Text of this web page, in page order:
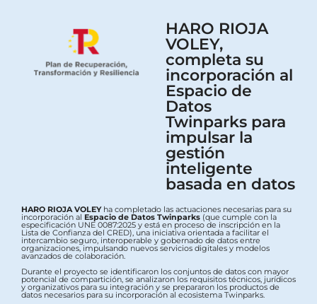
HARO RIOJA
VOLEY,
completa su
incorporación al
Espacio de
Datos
Twinparks para
impulsar la
gestión
inteligente
basada en datos
HARO RIOJA VOLEYha completado las actuaciones necesarias para su
incorporación al Espacio de Datos Twinparks (que cumple con la
especificación UNE 0087:2025 y está en proceso de inscripción en la
Lista de Confianza del CRED), una iniciativa orientada a facilitar el
intercambio seguro, interoperable y gobernado de datos entre
organizaciones, impulsando nuevos servicios digitales y modelos
avanzados de colaboración.
Durante el proyecto se identificaron los conjuntos de datos con mayor
potencial de compartición, se analizaron los requisitos técnicos, jurídicos
y organizativos para su integración y se prepararon los productos de
datos necesarios para su incorporación al ecosistema Twinparks.